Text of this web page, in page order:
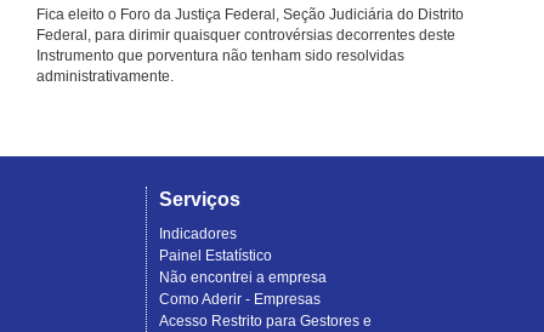
Fica eleito o Foro da Justiça Federal, Seção Judiciária do Distrito
Federal, para dirimir quaisquer controvérsias decorrentes deste
Instrumento que porventura não tenham sido resolvidas
administrativamente.
Serviços
Indicadores
Painel Estatístico
Não encontrei a empresa
Como Aderir - Empresas
Acesso Restrito para Gestores e